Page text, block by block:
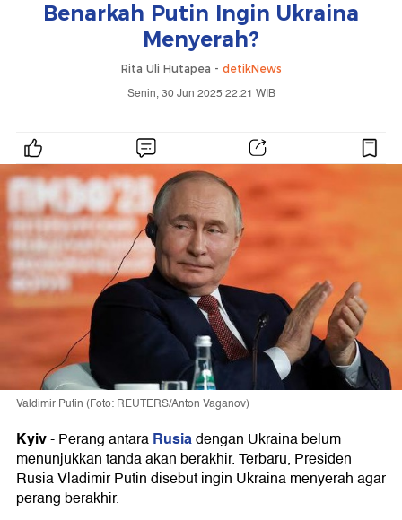
Benarkah Putin Ingin Ukraina
Menyerah?
Rita Uli Hutapea - detikNews
Senin, 30 Jun 2025 22:21 WIB
Valdimir Putin (Foto: REUTERS/Anton Vaganov)
Kyiv-Perang antaraRusiadengan Ukraina belum
menunjukkan tanda akan berakhir. Terbaru, Presiden
Rusia Vladimir Putin disebut ingin Ukraina menyerah agar
perang berakhir.